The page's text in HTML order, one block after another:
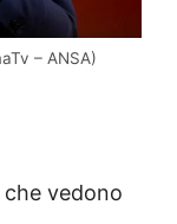
– ANSA)
vedono